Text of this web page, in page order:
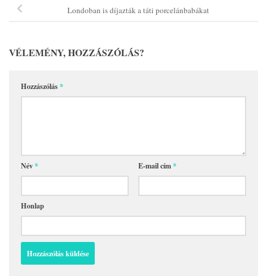
Londoban is díjazták a táti porcelánbabákat
VÉLEMÉNY, HOZZÁSZÓLÁS?
Hozzászólás*
Név* E-mail cím*
Honlap